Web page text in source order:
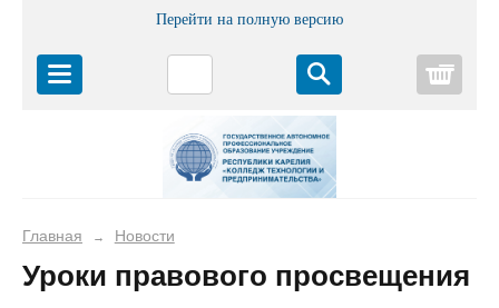
Перейти на полную версию
Главная → Новости
Уроки правового просвещения